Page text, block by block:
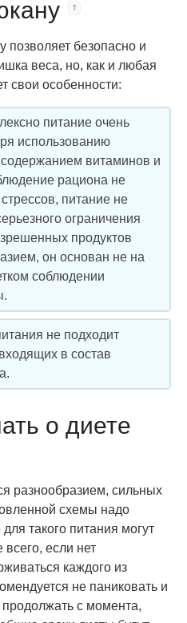
позволяет безопасно и
веса, но, как и любая
свои особенности:
питание очень
использованию
витаминов и
рациона не
питание не
ограничения
продуктов
он основан не на
соблюдении
не подходит
в состав
о диете
разнообразием, сильных
схемы надо
такого питания могут
если нет
каждого из
не паниковать и
с момента,